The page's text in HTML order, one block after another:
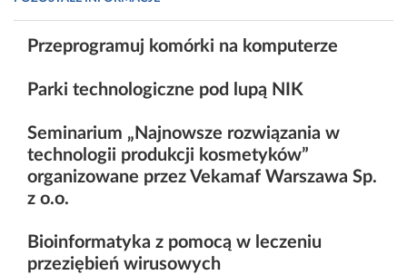
Przeprogramuj komórki na komputerze
Parki technologiczne pod lupą NIK
Seminarium „Najnowsze rozwiązania w
technologii produkcji kosmetyków”
organizowane przez Vekamaf Warszawa Sp.
z o.o.
Bioinformatyka z pomocą w leczeniu
przeziębień wirusowych